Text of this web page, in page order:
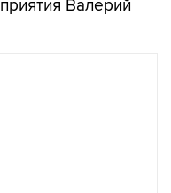
на субботу в 130